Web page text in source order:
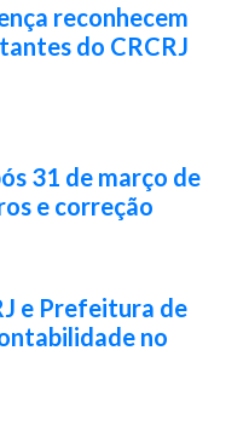
reconhecem
do CRCRJ
31 de março de
e correção
e Prefeitura de
no